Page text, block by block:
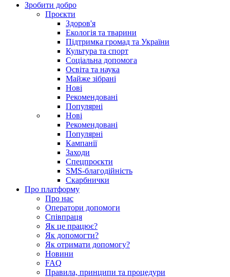
Зробити добро
Проєкти
Здоров'я
Екологія та тварини
Підтримка громад та України
Культура та спорт
Соціальна допомога
Освіта та наука
Майже зібрані
Нові
Рекомендовані
Популярні
Нові
Рекомендовані
Популярні
Кампанії
Заходи
Спецпроєкти
SMS-благодійність
Скарбнички
Про платформу
Про нас
Оператори допомоги
Співпраця
Як це працює?
Як допомогти?
Як отримати допомогу?
Новини
FAQ
Правила, принципи та процедури